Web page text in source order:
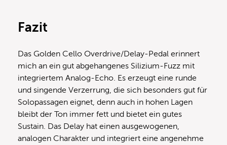
Fazit
Das Golden Cello Overdrive/Delay-Pedal erinnert
mich an ein gut abgehangenes Silizium-Fuzz mit
integriertem Analog-Echo. Es erzeugt eine runde
und singende Verzerrung, die sich besonders gut für
Solopassagen eignet, denn auch in hohen Lagen
bleibt der Ton immer fett und bietet ein gutes
Sustain. Das Delay hat einen ausgewogenen,
analogen Charakter und integriert eine angenehme